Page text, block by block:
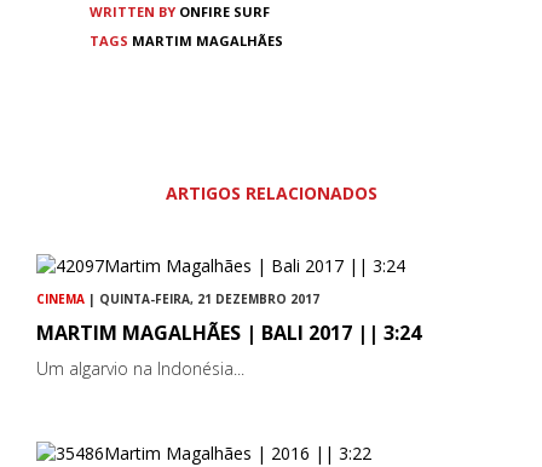
WRITTEN BY ONFIRE SURF
TAGS MARTIM MAGALHÃES
ARTIGOS RELACIONADOS
CINEMA | QUINTA-FEIRA, 21 DEZEMBRO 2017
MARTIM MAGALHÃES | BALI 2017 || 3:24
Um algarvio na Indonésia...